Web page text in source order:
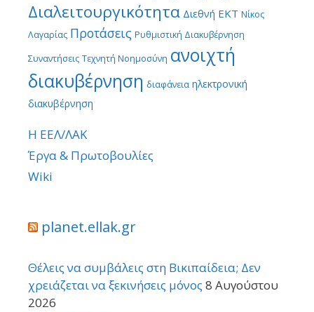
Διαλειτουργικότητα Διεθνή ΕΚΤ Νίκος
Λαγαρίας Προτάσεις Ρυθμιστική Διακυβέρνηση
Συναντήσεις Τεχνητή Νοημοσύνη ανοιχτή
διακυβέρνηση διαφάνεια ηλεκτρονική
διακυβέρνηση
Η ΕΕΛ/ΛΑΚ
Έργα & Πρωτοβουλίες
Wiki
planet.ellak.gr
Θέλεις να συμβάλεις στη Βικιπαίδεια; Δεν
χρειάζεται να ξεκινήσεις μόνος 8 Αυγούστου
2026